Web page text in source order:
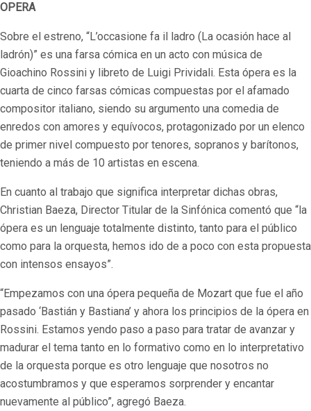
OPERA
Sobre el estreno, “L’occasione fa il ladro (La ocasión hace al
ladrón)” es una farsa cómica en un acto con música de
Gioachino Rossini y libreto de Luigi Prividali. Esta ópera es la
cuarta de cinco farsas cómicas compuestas por el afamado
compositor italiano, siendo su argumento una comedia de
enredos con amores y equívocos, protagonizado por un elenco
de primer nivel compuesto por tenores, sopranos y barítonos,
teniendo a más de 10 artistas en escena.
En cuanto al trabajo que significa interpretar dichas obras,
Christian Baeza, Director Titular de la Sinfónica comentó que “la
ópera es un lenguaje totalmente distinto, tanto para el público
como para la orquesta, hemos ido de a poco con esta propuesta
con intensos ensayos”.
“Empezamos con una ópera pequeña de Mozart que fue el año
pasado ‘Bastián y Bastiana’ y ahora los principios de la ópera en
Rossini. Estamos yendo paso a paso para tratar de avanzar y
madurar el tema tanto en lo formativo como en lo interpretativo
de la orquesta porque es otro lenguaje que nosotros no
acostumbramos y que esperamos sorprender y encantar
nuevamente al público”, agregó Baeza.